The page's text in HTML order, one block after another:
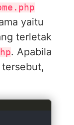
yaitu
terletak
. Apabila